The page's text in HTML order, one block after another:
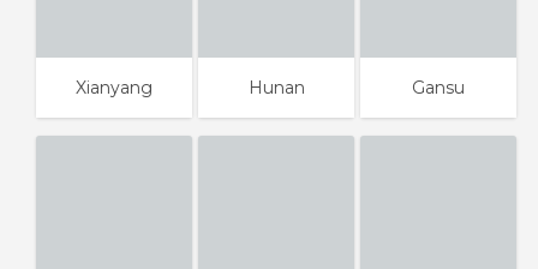
Xianyang Hunan Gansu